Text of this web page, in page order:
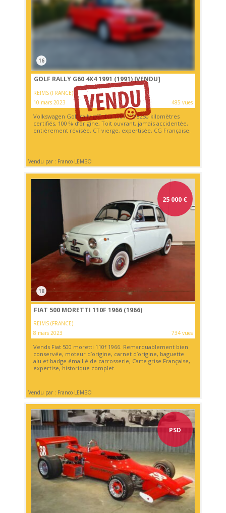
16
GOLF RALLY G60 4X4 1991 (1991)[VENDU]
REIMS (FRANCE)
10 mars 2023
485 vues
Volkswagen Golf rally g60 4x4 1991, 12 8250 kilomètres
certifiés, 100 % d’origine, Toit ouvrant, jamais accidentée,
entièrement révisée, CT vierge, expertisée, CG Française.
Vendu par : Franco LEMBO
25 000 €
18
FIAT 500 MORETTI 110F 1966 (1966)
REIMS (FRANCE)
8 mars 2023
734 vues
Vends Fiat 500 moretti 110f 1966. Remarquablement bien
conservée, moteur d’origine, carnet d’origine, baguette
alu et badge émaillé de carrosserie, Carte grise Française,
expertise, historique complet.
Vendu par : Franco LEMBO
PSD